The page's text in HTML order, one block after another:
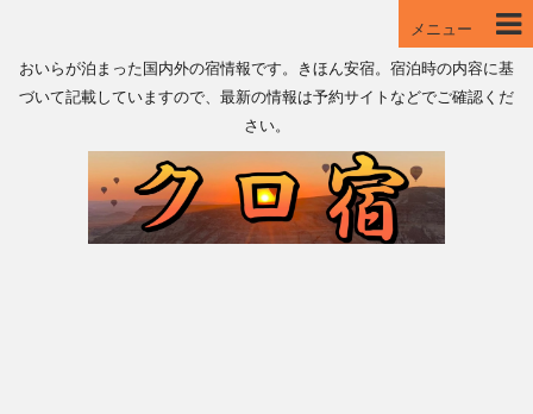
メニュー
おいらが泊まった国内外の宿情報です。きほん安宿。宿泊時の内容に基
づいて記載していますので、最新の情報は予約サイトなどでご確認くだ
さい。